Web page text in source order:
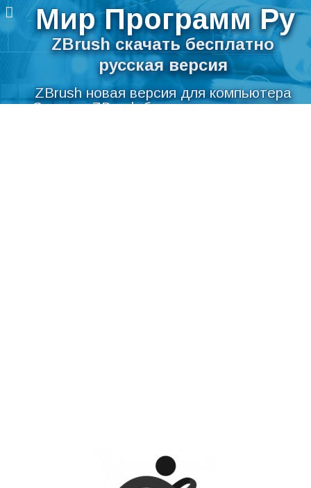
Мир Программ Ру
ZBrush скачать бесплатно
русская версия
ZBrush новая версия для компьютера
Скачать ZBrush бесплатно на русском